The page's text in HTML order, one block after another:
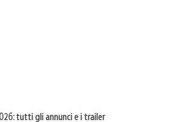
tutti gli annunci e i trailer